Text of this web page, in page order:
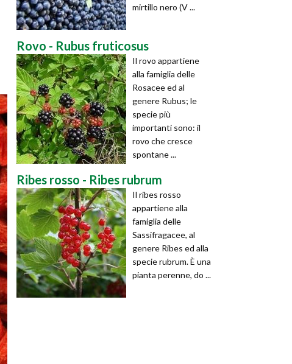
mirtillo nero (V ...
Rovo - Rubus fruticosus
Il rovo appartiene
alla famiglia delle
Rosacee ed al
genere Rubus; le
specie più
importanti sono: il
rovo che cresce
spontane ...
Ribes rosso - Ribes rubrum
Il ribes rosso
appartiene alla
famiglia delle
Sassifragacee, al
genere Ribes ed alla
specie rubrum. È una
pianta perenne, do ...